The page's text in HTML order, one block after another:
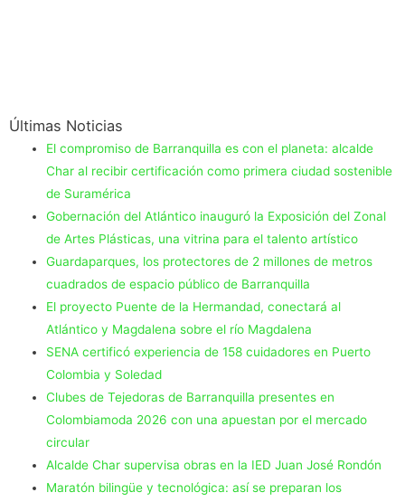
Últimas Noticias
El compromiso de Barranquilla es con el planeta: alcalde
Char al recibir certificación como primera ciudad sostenible
de Suramérica
Gobernación del Atlántico inauguró la Exposición del Zonal
de Artes Plásticas, una vitrina para el talento artístico
Guardaparques, los protectores de 2 millones de metros
cuadrados de espacio público de Barranquilla
El proyecto Puente de la Hermandad, conectará al
Atlántico y Magdalena sobre el río Magdalena
SENA certificó experiencia de 158 cuidadores en Puerto
Colombia y Soledad
Clubes de Tejedoras de Barranquilla presentes en
Colombiamoda 2026 con una apuestan por el mercado
circular
Alcalde Char supervisa obras en la IED Juan José Rondón
Maratón bilingüe y tecnológica: así se preparan los